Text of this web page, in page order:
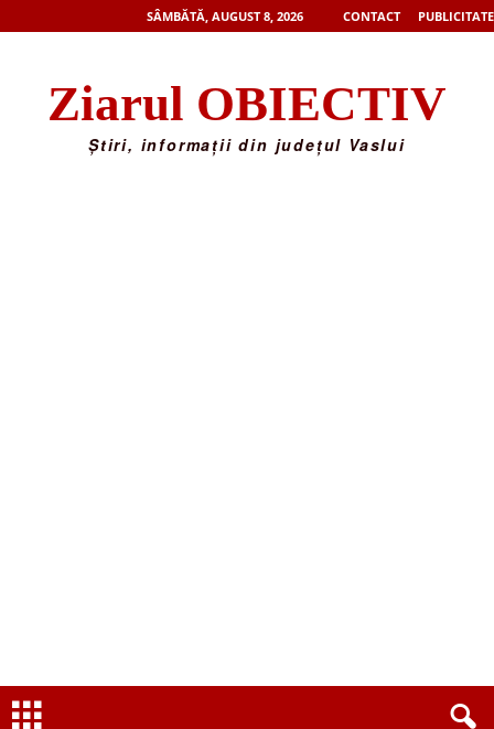
SÂMBĂTĂ, AUGUST 8, 2026 CONTACT PUBLICITATE
Ziarul OBIECTIV
Știri, informații din județul Vaslui